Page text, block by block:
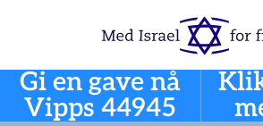
Gi en gave nå
Vipps 44945